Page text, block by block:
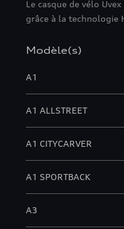
Le casque de vélo
grâce à la technologie
Modèle(s)
A1
A1 ALLSTREET
A1 CITYCARVER
A1 SPORTBACK
A3